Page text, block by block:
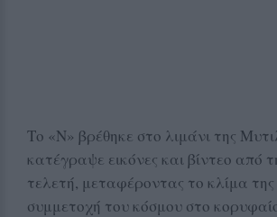
Το «Ν» βρέθηκε στο λιμάνι της
κατέγραψε εικόνες και βίντεο από
τελετή, μεταφέροντας το κλίμα
συμμετοχή του κόσμου στο